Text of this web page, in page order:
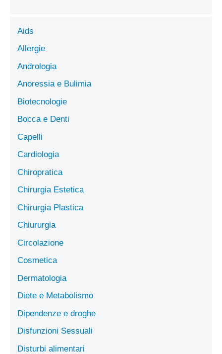
Aids
Allergie
Andrologia
Anoressia e Bulimia
Biotecnologie
Bocca e Denti
Capelli
Cardiologia
Chiropratica
Chirurgia Estetica
Chirurgia Plastica
Chiururgia
Circolazione
Cosmetica
Dermatologia
Diete e Metabolismo
Dipendenze e droghe
Disfunzioni Sessuali
Disturbi alimentari